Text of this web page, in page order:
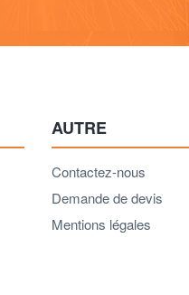
AUTRE
Contactez-nous
Demande de devis
Mentions légales